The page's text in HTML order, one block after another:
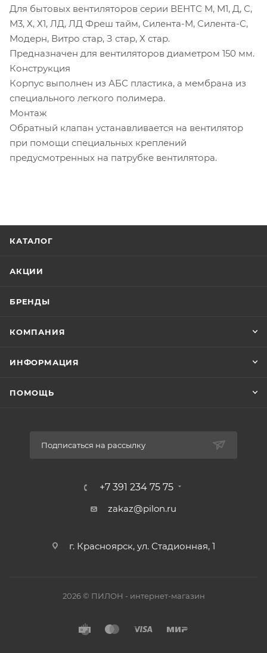
Для бытовых вентиляторов серии ВЕНТС М, М1, Д, С,
М3, Х, Х1, ЛД, ЛД Фреш тайм, Силента-М, Силента-С,
Модерн, Витро стар, З стар, Х стар.
Предназначен для вентиляторов диаметром 150 мм.
Конструкция
Корпус выполнен из АБС пластика, а мембрана из
специального легкого полимера.
Монтаж
Обратный клапан устанавливается на вентилятор
при помощи специальных креплений
предусмотренных на патрубке вентилятора.
КАТАЛОГ
АКЦИИ
БРЕНДЫ
КОМПАНИЯ
ИНФОРМАЦИЯ
ПОМОЩЬ
Подписаться на рассылку
+7 391 234 75 75
zakaz@pilon.ru
г. Красноярск, ул. Стадионная, 1
2026 © ПИЛОН - интернет-магазин